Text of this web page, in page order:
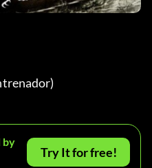
by
Try It for free!